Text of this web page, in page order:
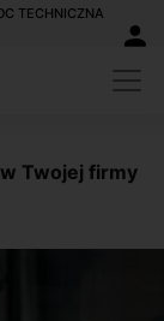
TECHNICZNA
Twojej firmy